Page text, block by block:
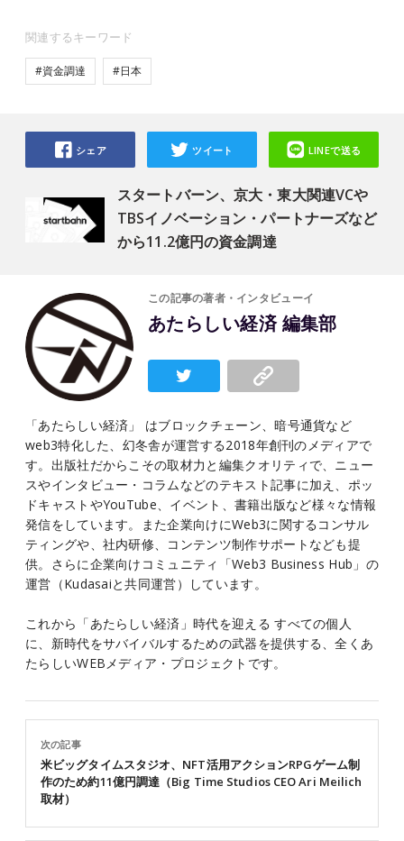
関連するキーワード
#資金調達 #日本
スタートバーン、京大・東大関連VCや
TBSイノベーション・パートナーズなど
から11.2億円の資金調達
シェア ツイート LINEで送る
この記事の著者・インタビューイ
あたらしい経済 編集部
「あたらしい経済」 はブロックチェーン、暗号通貨など
web3特化した、幻冬舎が運営する2018年創刊のメディアで
す。出版社だからこその取材力と編集クオリティで、ニュー
スやインタビュー・コラムなどのテキスト記事に加え、ポッ
ドキャストやYouTube、イベント、書籍出版など様々な情報
発信をしています。また企業向けにWeb3に関するコンサル
ティングや、社内研修、コンテンツ制作サポートなども提
供。さらに企業向けコミュニティ「Web3 Business Hub」の
運営（Kudasaiと共同運営）しています。
これから「あたらしい経済」時代を迎える すべての個人
に、新時代をサバイバルするための武器を提供する、全くあ
たらしいWEBメディア・プロジェクトです。
次の記事
米ビッグタイムスタジオ、NFT活用アクションRPGゲーム制
作のため約11億円調達（Big Time Studios CEO Ari Meilich
取材）